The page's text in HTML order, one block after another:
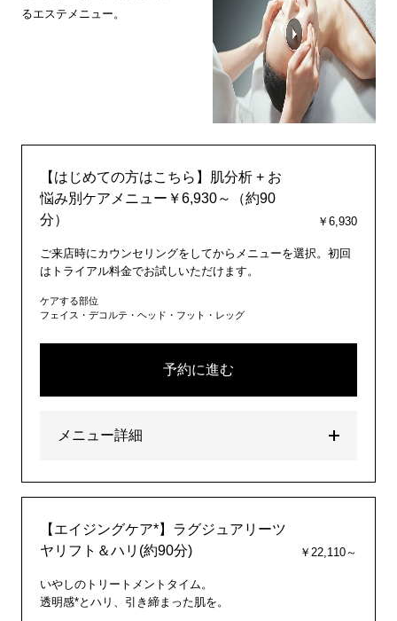
るエステメニュー。
【はじめての方はこちら】肌分析 + お
悩み別ケアメニュー￥6,930～（約90
分）
￥6,930
ご来店時にカウンセリングをしてからメニューを選択。初回
はトライアル料金でお試しいただけます。
ケアする部位
フェイス・デコルテ・ヘッド・フット・レッグ
予約に進む
メニュー詳細
【エイジングケア*】ラグジュアリーツ
ヤリフト＆ハリ(約90分)
￥22,110～
いやしのトリートメントタイム。
透明感*とハリ、引き締まった肌を。